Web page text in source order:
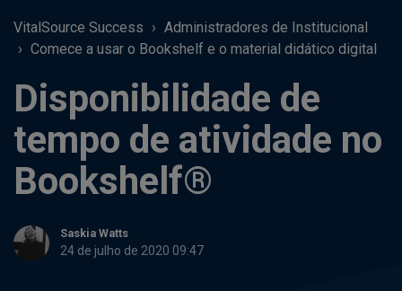
VitalSource Success
Administradores de Institucional
Comece a usar o Bookshelf e o material didático digital
Disponibilidade de
tempo de atividade no
Bookshelf®
Saskia Watts
24 de julho de 2020 09:47